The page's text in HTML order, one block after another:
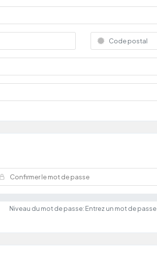
Niveau du mot de passe: Entrez un mot de passe